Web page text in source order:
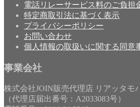
電話リレーサービス料のご負担
特定商取引法に基づく表示
プライバシーポリシー
お問い合わせ
個人情報の取扱いに関する同意
事業会社
株式会社JOIN販売代理店 リアッタモ
（代理店届出番号：A2033083号）